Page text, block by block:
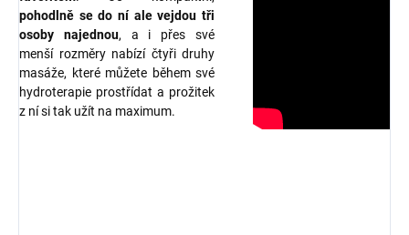
pohodlně se do ní ale vejdou tři
osoby najednou, a i přes své
menší rozměry nabízí čtyři druhy
masáže, které můžete během své
hydroterapie prostřídat a prožitek
z ní si tak užít na maximum.